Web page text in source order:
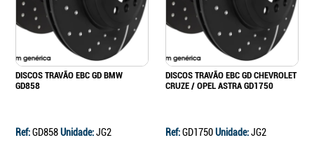
DISCOS TRAVÃO EBC GD BMW
GD858
Ref:GD858Unidade:JG2
DISCOS TRAVÃO EBC GD CHEVROLET
CRUZE / OPEL ASTRA GD1750
Ref:GD1750Unidade:JG2